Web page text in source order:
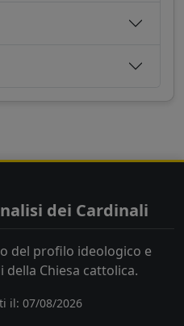
dei Cardinali
del profilo ideologico e
Chiesa cattolica.
il: 07/08/2026